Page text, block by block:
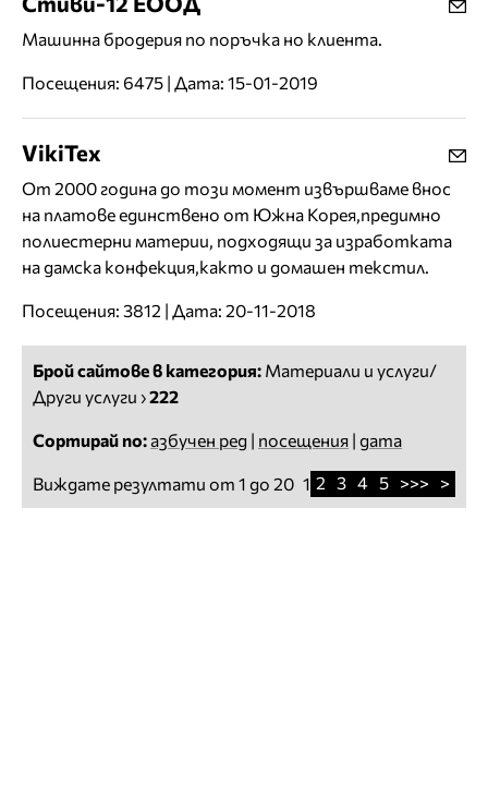
Машинна бродерия по поръчка но клиента.
Посещения: 6475 | Дата: 15-01-2019
VikiTex
От 2000 година до този момент извършваме внос
на платове единствено от Южна Корея,предимно
полиестерни материи, подходящи за изработката
на дамска конфекция,както и домашен текстил.
Посещения: 3812 | Дата: 20-11-2018
Брой сайтове в категория: Материали и услуги/
Други услуги ›222
Сортирай по: азбучен ред | посещения | дата
Виждате резултати от 1 до 20 1 2 3 4 5 >>> >